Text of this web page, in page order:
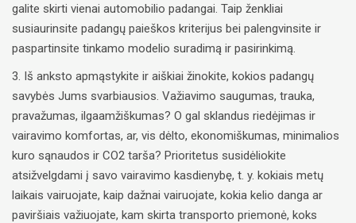
galite skirti vienai automobilio padangai. Taip ženkliai
susiaurinsite padangų paieškos kriterijus bei palengvinsite ir
paspartinsite tinkamo modelio suradimą ir pasirinkimą.
3. Iš anksto apmąstykite ir aiškiai žinokite, kokios padangų
savybės Jums svarbiausios. Važiavimo saugumas, trauka,
pravažumas, ilgaamžiškumas? O gal sklandus riedėjimas ir
vairavimo komfortas, ar, vis dėlto, ekonomiškumas, minimalios
kuro sąnaudos ir CO2 tarša? Prioritetus susidėliokite
atsižvelgdami į savo vairavimo kasdienybę, t. y. kokiais metų
laikais vairuojate, kaip dažnai vairuojate, kokia kelio danga ar
paviršiais važiuojate, kam skirta transporto priemonė, koks